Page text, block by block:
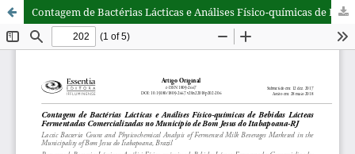
Contagem de Bactérias Lácticas e Análises Físico-químicas de Bebidas Lácteas Fermentadas Comercializadas no Município de Bom Jesus do Itabapoana-RJ